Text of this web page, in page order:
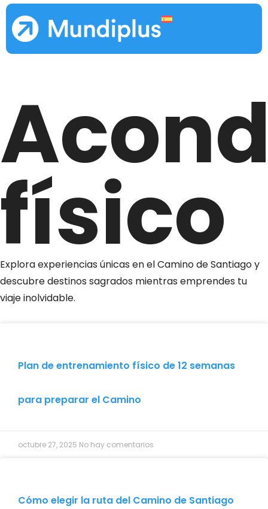
físico
Explora experiencias únicas en el Camino de Santiago y
descubre destinos sagrados mientras emprendes tu
viaje inolvidable.
Plan de entrenamiento físico de 12 semanas
para preparar el Camino
octubre 27, 2025 No hay comentarios
Cómo elegir la ruta del Camino de Santiago